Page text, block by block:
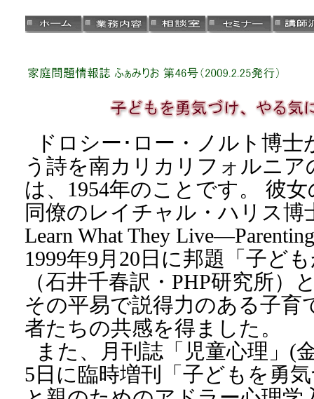
ドロシー･ロー・ノルト博
う詩を南カリカリフォルニ
は、1954年のことです。 彼
同僚のレイチャル・ハリス博
Learn What They
1999年9月20日に邦題「子ど
（石井千春訳・PHP研究所）
その平易で説得力のある子育
者たちの共感を得ました。
また、月刊誌「児童心理」(
5日に臨時増刊「子どもを勇